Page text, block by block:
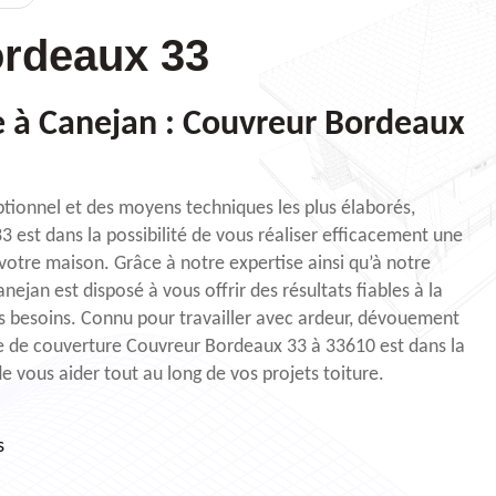
33
à Canejan : Couvreur Bordeaux
et des moyens techniques les plus élaborés,
est dans la possibilité de vous réaliser efficacement une
maison. Grâce à notre expertise ainsi qu’à notre
est disposé à vous offrir des résultats fiables à la
Connu pour travailler avec ardeur, dévouement
couverture Couvreur Bordeaux 33 à 33610 est dans la
vous aider tout au long de vos projets toiture.